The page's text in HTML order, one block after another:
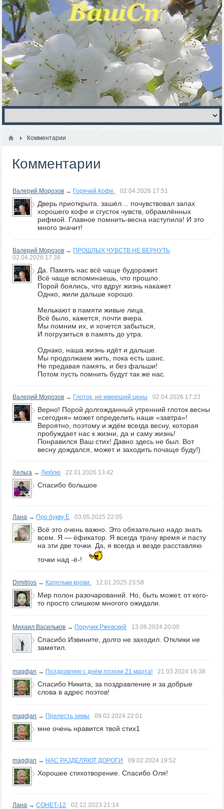
Комментарии
Комментарии
Валерий Морозов → Горячий Кофе. 02.04.2026 17:51
Дверь приоткрыта. зашёл… почувствовал запах
хорошего кофе и сгусток чувств, обрамлённых
рифмой. Главное помнить-весна наступила! И это
много значит!
Валерий Морозов → ПРОШЛЫХ ЧУВСТВ НЕ ВЕРНУТЬ
02.04.2026 17:38
Да. Память нас всё чаще будоражит.
Всё чаще вспоминаешь, что прошло.
Порой боялись, что вдруг жизнь накажет
Однко, жили дальше хорошо.
Мелькают в памяти живые лица.
Всё было, кажется, почти вчера.
Мы помним их, и хочется забыться,
И погрузиться в память до утра.
Однако, наша жизнь идёт и дальше.
Мы продолжаем жить, пока есть шанс.
Не предавая память, и без фальши!
Потом пусть помнить будут так же нас.
Валерий Морозов → Глоток, не имеющий цены 02.04.2026 17:23
Верно! Порой долгожданный утренний глоток весны
«сегодня» может определить наше «завтра»!
Вероятно, поэтому и ждём всегда весну, которая
пробуждает нас к жизни, да и саму жизнь!
Понравился Ваш стих! Давно здесь не был. Вот
весну дождался, может и заходить почаще буду!)
Хельга →Люблю 22.01.2026 13:42
Спасибо большое
Лана → Про букву Ё 03.05.202522:05
Всё это очень важно. Это обязательно надо знать
всем. Я — ёфикатор. Я всегда трачу время и пасту
на эти две точки. Да, я всегда и везде расставляю
точки над -ё-!
Dimitrios → Капельки крови. 12.01.202523:58
Мир полон разочарований. Но, быть может, от кого-
то просто слишком многого ожидали.
Михаил Васильков → Поручик Ржевский 13.06.202420:00
Спасибо.Извините, долго не заходил. Отклики не
заметил.
magdjan → Поздравляю с днём поэзии 21 марта! 21.03.2024 16:38
Спасибо Никита, за поздравление и за добрые
слова в адрес поэтов!
magdjan → Прелесть зимы 09.02.202422:01
мне очень нравится твой стих1
magdjan → НАС РАЗДЕЛЯЮТ ДОРОГИ 09.02.2024 19:52
Хорошее стихотворение. Спасибо Оля!
Лана →СОНЕТ-12 02.12.202321:14